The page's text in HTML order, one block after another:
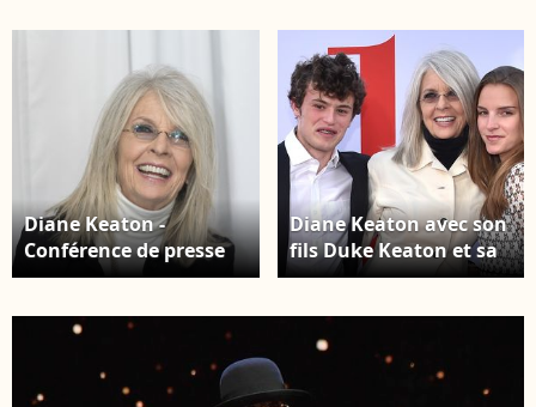
Diane Keaton -
Conférence de presse
du film "Le Book Club"
Angeles, le 6 mai 2018.
Bestimage
Diane Keaton avec son
fils Duke Keaton et sa
fille Dexter Keaton à la
Regency Village à
Westwood, le 6 mai